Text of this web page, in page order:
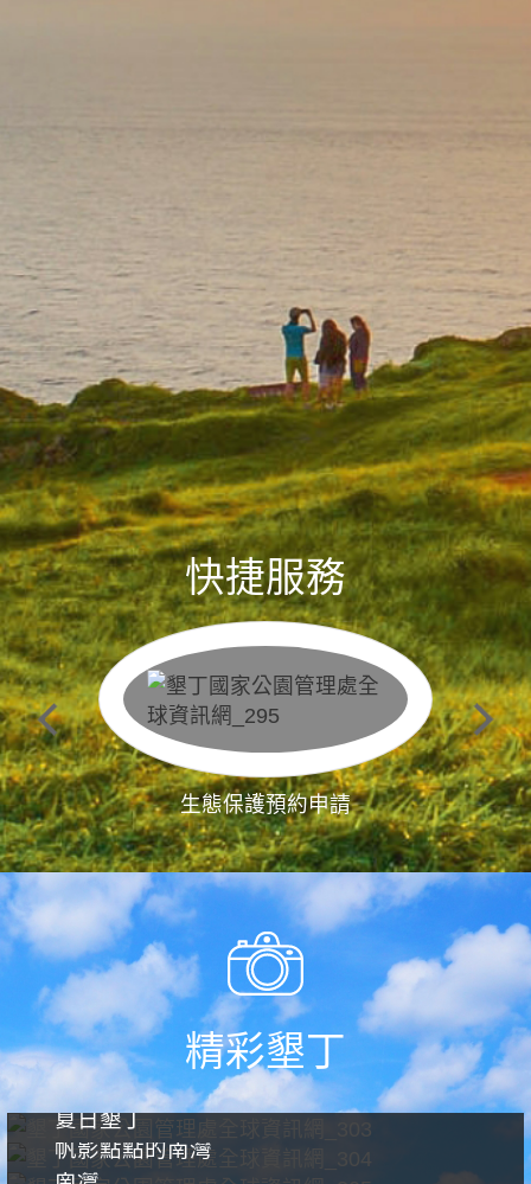
快捷服務
生態保護預約申請
精彩墾丁
夏日墾丁
帆影點點的南灣
南灣